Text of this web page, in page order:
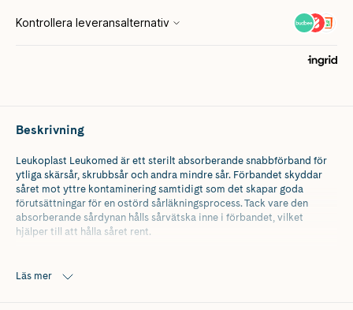
Beskrivning
Leukoplast Leukomed är ett sterilt absorberande snabbförband för
ytliga skärsår, skrubbsår och andra mindre sår. Förbandet skyddar
såret mot yttre kontaminering samtidigt som det skapar goda
förutsättningar för en ostörd sårläkningsprocess. Tack vare den
absorberande sårdynan hålls sårvätska inne i förbandet, vilket
hjälper till att hålla såret rent.
andningsförmåga, vilket bidrar till att minska risken för
Läs mer